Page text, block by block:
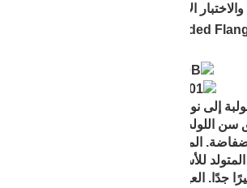
الأخرى.
إلى نوع من الفلنجة التي يتم توصيلها
اللولب. أثناء التصميم ، يمكن
الميزة هي أنه لا يلزم اللحام ،
للأسطوانة أو الأنبوب عند تشوه
جدًا. العيب هو سمك شفة كبير وتكلفة